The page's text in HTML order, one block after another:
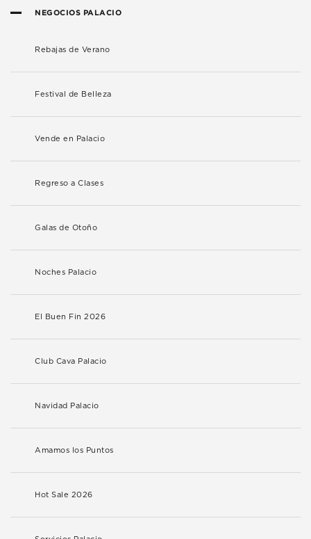
NEGOCIOS PALACIO
Rebajas de Verano
Festival de Belleza
Vende en Palacio
Regreso a Clases
Galas de Otoño
Noches Palacio
El Buen Fin 2026
Club Cava Palacio
Navidad Palacio
Amamos los Puntos
Hot Sale 2026